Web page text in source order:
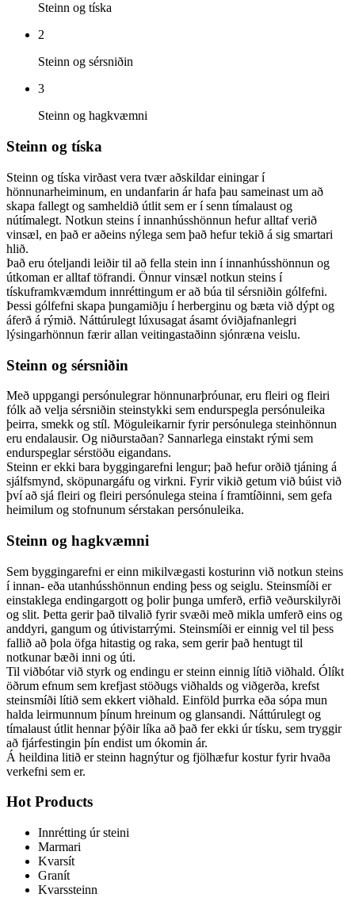
Steinn og tíska
2
Steinn og sérsniðin
3
Steinn og hagkvæmni
Steinn og tíska
Steinn og tíska virðast vera tvær aðskildar einingar í
hönnunarheiminum, en undanfarin ár hafa þau sameinast um að
skapa fallegt og samheldið útlit sem er í senn tímalaust og
nútímalegt. Notkun steins í innanhússhönnun hefur alltaf verið
vinsæl, en það er aðeins nýlega sem það hefur tekið á sig smartari
hlið.
Það eru óteljandi leiðir til að fella stein inn í innanhússhönnun og
útkoman er alltaf töfrandi. Önnur vinsæl notkun steins í
tískuframkvæmdum innréttingum er að búa til sérsniðin gólfefni.
Þessi gólfefni skapa þungamiðju í herberginu og bæta við dýpt og
áferð á rýmið. Náttúrulegt lúxusagat ásamt óviðjafnanlegri
lýsingarhönnun færir allan veitingastaðinn sjónræna veislu.
Steinn og sérsniðin
Með uppgangi persónulegrar hönnunarþróunar, eru fleiri og fleiri
fólk að velja sérsniðin steinstykki sem endurspegla persónuleika
þeirra, smekk og stíl. Möguleikarnir fyrir persónulega steinhönnun
eru endalausir. Og niðurstaðan? Sannarlega einstakt rými sem
endurspeglar sérstöðu eigandans.
Steinn er ekki bara byggingarefni lengur; það hefur orðið tjáning á
sjálfsmynd, sköpunargáfu og virkni. Fyrir vikið getum við búist við
því að sjá fleiri og fleiri persónulega steina í framtíðinni, sem gefa
heimilum og stofnunum sérstakan persónuleika.
Steinn og hagkvæmni
Sem byggingarefni er einn mikilvægasti kosturinn við notkun steins
í innan- eða utanhússhönnun ending þess og seiglu. Steinsmíði er
einstaklega endingargott og þolir þunga umferð, erfið veðurskilyrði
og slit. Þetta gerir það tilvalið fyrir svæði með mikla umferð eins og
anddyri, gangum og útivistarrými. Steinsmíði er einnig vel til þess
fallið að þola öfga hitastig og raka, sem gerir það hentugt til
notkunar bæði inni og úti.
Til viðbótar við styrk og endingu er steinn einnig lítið viðhald. Ólíkt
öðrum efnum sem krefjast stöðugs viðhalds og viðgerða, krefst
steinsmíði lítið sem ekkert viðhald. Einföld þurrka eða sópa mun
halda leirmunnum þínum hreinum og glansandi. Náttúrulegt og
tímalaust útlit hennar þýðir líka að það fer ekki úr tísku, sem tryggir
að fjárfestingin þín endist um ókomin ár.
Á heildina litið er steinn hagnýtur og fjölhæfur kostur fyrir hvaða
verkefni sem er.
Hot Products
Innrétting úr steini
Marmari
Kvarsít
Granít
Kvarssteinn